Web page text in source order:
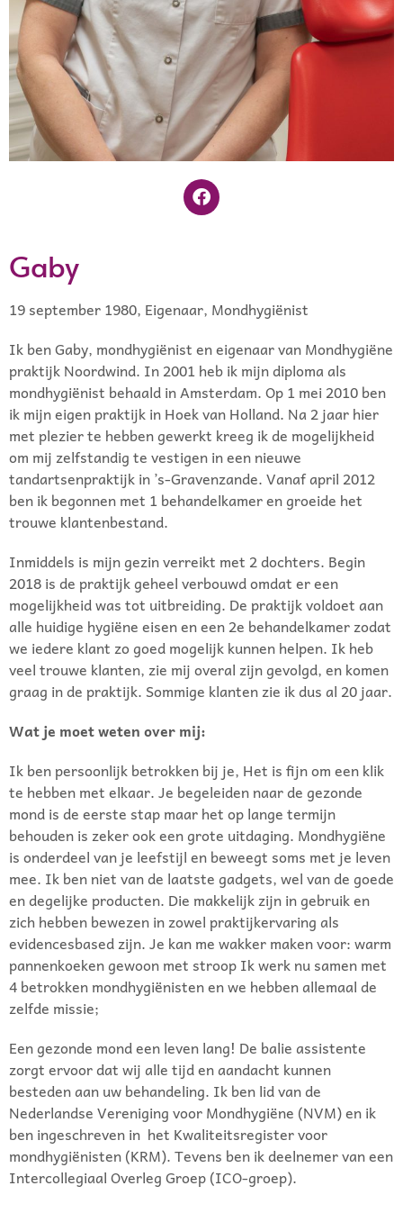
Gaby
19 september 1980, Eigenaar, Mondhygiënist
Ik ben Gaby, mondhygiënist en eigenaar van Mondhygiëne
praktijk Noordwind. In 2001 heb ik mijn diploma als
mondhygiënist behaald in Amsterdam. Op 1 mei 2010 ben
ik mijn eigen praktijk in Hoek van Holland. Na 2 jaar hier
met plezier te hebben gewerkt kreeg ik de mogelijkheid
om mij zelfstandig te vestigen in een nieuwe
tandartsenpraktijk in ’s-Gravenzande. Vanaf april 2012
ben ik begonnen met 1 behandelkamer en groeide het
trouwe klantenbestand.
Inmiddels is mijn gezin verreikt met 2 dochters. Begin
2018 is de praktijk geheel verbouwd omdat er een
mogelijkheid was tot uitbreiding. De praktijk voldoet aan
alle huidige hygiëne eisen en een 2e behandelkamer zodat
we iedere klant zo goed mogelijk kunnen helpen. Ik heb
veel trouwe klanten, zie mij overal zijn gevolgd, en komen
graag in de praktijk. Sommige klanten zie ik dus al 20 jaar.
Wat je moet weten over mij:
Ik ben persoonlijk betrokken bij je, Het is fijn om een klik
te hebben met elkaar. Je begeleiden naar de gezonde
mond is de eerste stap maar het op lange termijn
behouden is zeker ook een grote uitdaging. Mondhygiëne
is onderdeel van je leefstijl en beweegt soms met je leven
mee. Ik ben niet van de laatste gadgets, wel van de goede
en degelijke producten. Die makkelijk zijn in gebruik en
zich hebben bewezen in zowel praktijkervaring als
evidencesbased zijn. Je kan me wakker maken voor: warm
pannenkoeken gewoon met stroop Ik werk nu samen met
4 betrokken mondhygiënisten en we hebben allemaal de
zelfde missie;
Een gezonde mond een leven lang! De balie assistente
zorgt ervoor dat wij alle tijd en aandacht kunnen
besteden aan uw behandeling. Ik ben lid van de
Nederlandse Vereniging voor Mondhygiëne (NVM) en ik
ben ingeschreven in het Kwaliteitsregister voor
mondhygiënisten (KRM). Tevens ben ik deelnemer van een
Intercollegiaal Overleg Groep (ICO-groep).